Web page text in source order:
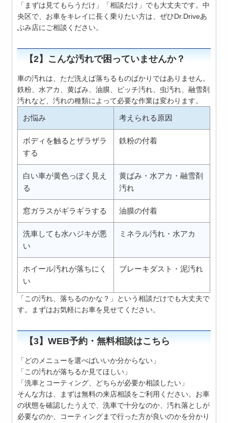
「まずは見てもらうだけ」「相談だけ」でも大丈夫です。中
央区で、お車をキレイに長く乗りたい方は、ぜひDr.Driveあ
ぶみ店にご相談ください。
【2】こんな汚れで困っていませんか？
車の汚れは、ただ洗えば落ちるものばかりではありません。
鉄粉、水アカ、黄ばみ、油膜、ピッチ汚れ、虫汚れ、融雪剤
汚れなど、汚れの種類によって必要な作業は変わります。
お悩み 考えられる原因
ボディを触るとザラザラ
する
鉄粉の付着
白い車が黄色っぽく見え
る
黄ばみ・水アカ・融雪剤
汚れ
窓ガラスがギラギラする 油膜の付着
洗車しても水ハジキが悪
い
ミネラル汚れ・水アカ
ホイール汚れが落ちにく
い
ブレーキダスト・泥汚れ
「この汚れ、落ちるのかな？」という相談だけでも大丈夫で
す。まずはお気軽にお車を見せてください。
【3】WEB予約・無料相談はこちら
「どのメニューを選べばいいか分からない」
「この汚れが落ちるか見てほしい」
「洗車とコーティング、どちらが必要か相談したい」
そんな方は、まずは無料の来店相談をご利用ください。お車
の状態を確認したうえで、洗車で十分なのか、汚れ落としが
必要なのか、コーティングまで行った方が良いのかを分かり